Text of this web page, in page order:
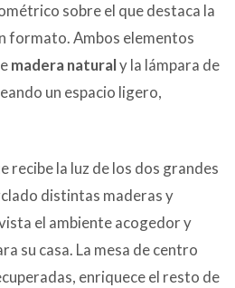
sobre el que destaca la
formato. Ambos elementos
madera naturaly la lámpara de
un espacio ligero,
recibe la luz de los dos grandes
distintas maderas y
el ambiente acogedor y
su casa. La mesa de centro
enriquece el resto de